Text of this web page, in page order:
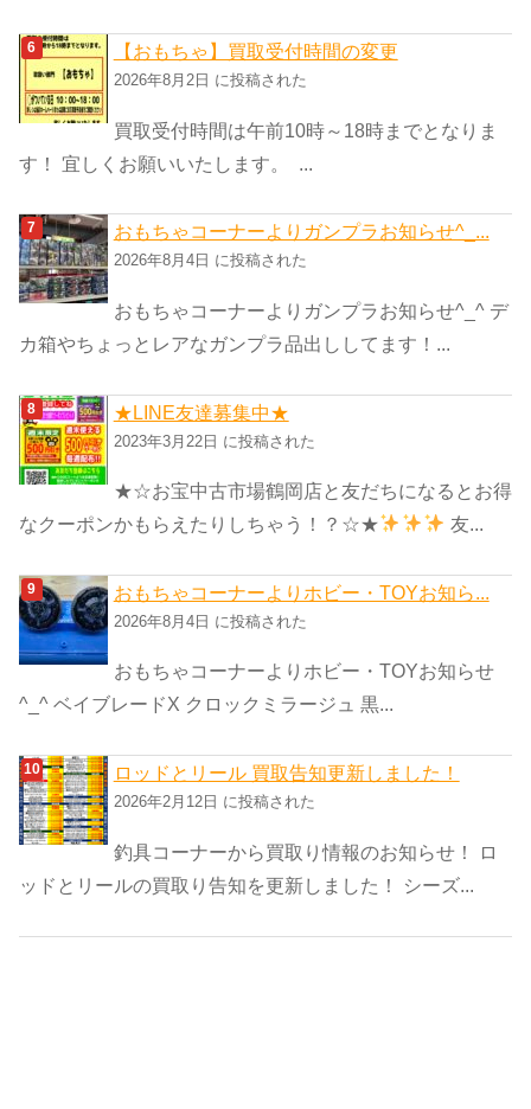
【おもちゃ】買取受付時間の変更
2026年8月2日 に投稿された
買取受付時間は午前10時～18時までとなりま
す！ 宜しくお願いいたします。 ...
おもちゃコーナーよりガンプラお知らせ^_...
2026年8月4日 に投稿された
おもちゃコーナーよりガンプラお知らせ^_^ デ
カ箱やちょっとレアなガンプラ品出ししてます！...
★LINE友達募集中★
2023年3月22日 に投稿された
★☆お宝中古市場鶴岡店と友だちになるとお得
なクーポンかもらえたりしちゃう！？☆★
友...
おもちゃコーナーよりホビー・TOYお知ら...
2026年8月4日 に投稿された
おもちゃコーナーよりホビー・TOYお知らせ
^_^ ベイブレードX クロックミラージュ 黒...
ロッドとリール 買取告知更新しました！
2026年2月12日 に投稿された
釣具コーナーから買取り情報のお知らせ！ ロ
ッドとリールの買取り告知を更新しました！ シーズ...